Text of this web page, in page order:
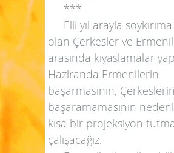
***
Elli yıl arayla
olan Çerkesler ve
arasında kıyaslamalar
Haziranda Ermenilerin
başarmasının, Çerkeslerin
başaramamasının
kısa bir projeksiyon
çalışacağız.